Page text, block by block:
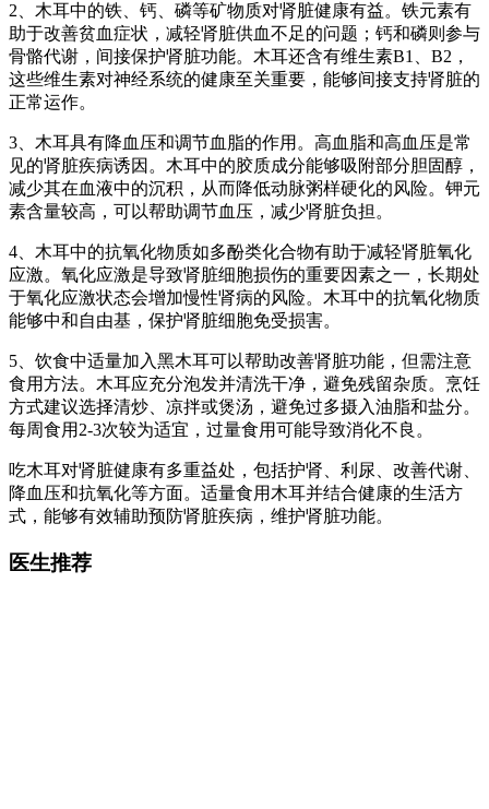
2、木耳中的铁、钙、磷等矿物质对肾脏健康有益。铁元素有
助于改善贫血症状，减轻肾脏供血不足的问题；钙和磷则参与
骨骼代谢，间接保护肾脏功能。木耳还含有维生素B1、B2，
这些维生素对神经系统的健康至关重要，能够间接支持肾脏的
正常运作。
3、木耳具有降血压和调节血脂的作用。高血脂和高血压是常
见的肾脏疾病诱因。木耳中的胶质成分能够吸附部分胆固醇，
减少其在血液中的沉积，从而降低动脉粥样硬化的风险。钾元
素含量较高，可以帮助调节血压，减少肾脏负担。
4、木耳中的抗氧化物质如多酚类化合物有助于减轻肾脏氧化
应激。氧化应激是导致肾脏细胞损伤的重要因素之一，长期处
于氧化应激状态会增加慢性肾病的风险。木耳中的抗氧化物质
能够中和自由基，保护肾脏细胞免受损害。
5、饮食中适量加入黑木耳可以帮助改善肾脏功能，但需注意
食用方法。木耳应充分泡发并清洗干净，避免残留杂质。烹饪
方式建议选择清炒、凉拌或煲汤，避免过多摄入油脂和盐分。
每周食用2-3次较为适宜，过量食用可能导致消化不良。
吃木耳对肾脏健康有多重益处，包括护肾、利尿、改善代谢、
降血压和抗氧化等方面。适量食用木耳并结合健康的生活方
式，能够有效辅助预防肾脏疾病，维护肾脏功能。
医生推荐